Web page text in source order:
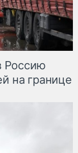
Россию
на границе